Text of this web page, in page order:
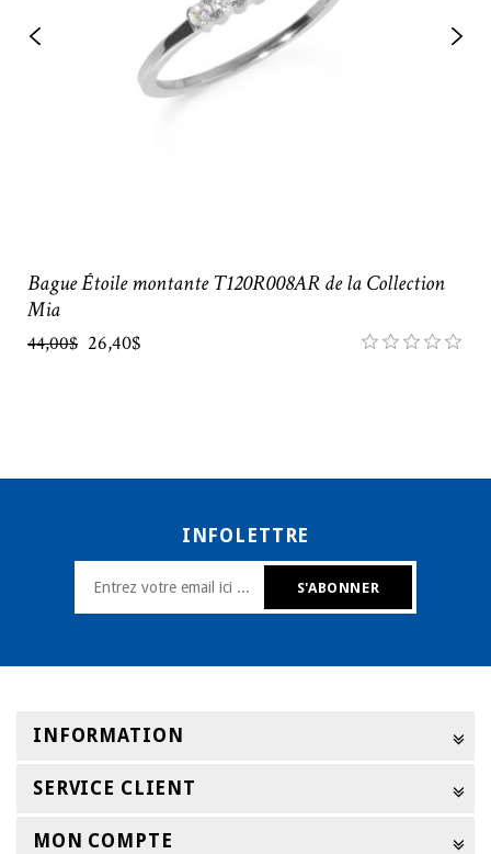
Bague Étoile montante T120R008AR de la Collection
Mia
44,00$ 26,40$
INFOLETTRE
INFORMATION
SERVICE CLIENT
MON COMPTE